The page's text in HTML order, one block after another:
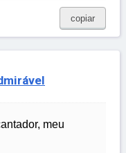
copiar
meu